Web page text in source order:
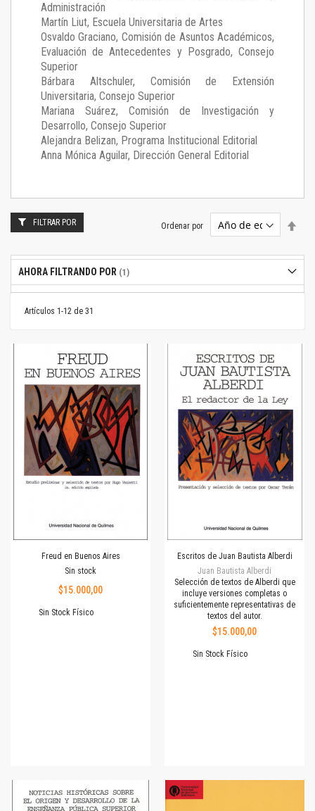
Administración
Martín Liut, Escuela Universitaria de Artes
Osvaldo Graciano, Comisión de Asuntos Académicos,
Evaluación de Antecedentes y Posgrado, Consejo
Superior
Bárbara Altschuler, Comisión de Extensión
Universitaria, Consejo Superior
Mariana Suárez, Comisión de Investigación y
Desarrollo, Consejo Superior
Alejandra Belizan, Programa Institucional Editorial
Anna Mónica Aguilar, Dirección General Editorial
Artículos 1-12 de 31
Ordenar por
Freud en Buenos Aires
Sin stock
$15.000,00
Sin Stock Físico
Escritos de Juan Bautista Alberdi
Juan Bautista Alberdi
Selección de textos de Alberdi que
incluye versiones completas o
suficientemente representativas de
textos del autor.
$15.000,00
Sin Stock Físico
FILTRAR POR
AHORA FILTRANDO POR